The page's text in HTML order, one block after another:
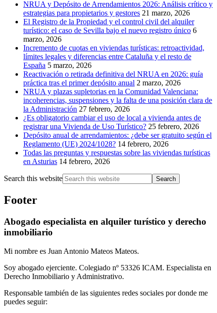
NRUA y Depósito de Arrendamientos 2026: Análisis crítico y
estrategias para propietarios y gestores 21 marzo, 2026
El Registro de la Propiedad y el control civil del alquiler
turístico: el caso de Sevilla bajo el nuevo registro único 6
marzo, 2026
Incremento de cuotas en viviendas turísticas: retroactividad,
límites legales y diferencias entre Cataluña y el resto de
España 5 marzo, 2026
Reactivación o retirada definitiva del NRUA en 2026: guía
práctica tras el primer depósito anual 2 marzo, 2026
NRUA y plazas supletorias en la Comunidad Valenciana:
incoherencias, suspensiones y la falta de una posición clara de
la Administración 27 febrero, 2026
¿Es obligatorio cambiar el uso de local a vivienda antes de
registrar una Vivienda de Uso Turístico? 25 febrero, 2026
Depósito anual de arrendamientos: ¿debe ser gratuito según el
Reglamento (UE) 2024/1028? 14 febrero, 2026
Todas las preguntas y respuestas sobre las viviendas turísticas
en Asturias 14 febrero, 2026
Search this website
Footer
Abogado especialista en alquiler turístico y derecho
inmobiliario
Mi nombre es Juan Antonio Mateos Mateos.
Soy abogado ejerciente. Colegiado nº 53326 ICAM. Especialista en
Derecho Inmobiliario y Administrativo.
Responsable también de las siguientes redes sociales por donde me
puedes seguir: